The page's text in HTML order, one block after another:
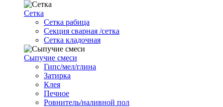
Сетка
Cетка рабица
Секция сварная /сетка
Сетка кладочная
Сыпучие смеси
Гипс/мел/глина
Затирка
Клея
Печное
Ровнитель/наливной пол